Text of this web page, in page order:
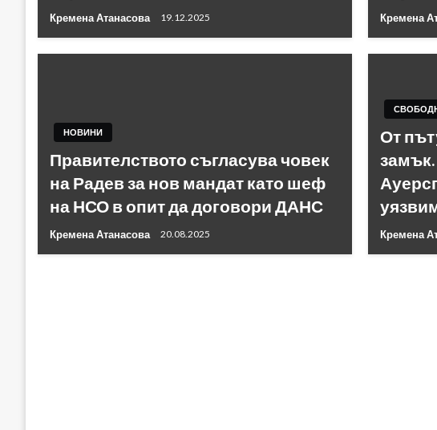
Кремена Атанасова 19.12.2025 Кремена
НОВИНИ
Правителството съгласува човек
на Радев за нов мандат като шеф
на НСО в опит да договори ДАНС
Кремена Атанасова 20.08.2025
От
Кремена